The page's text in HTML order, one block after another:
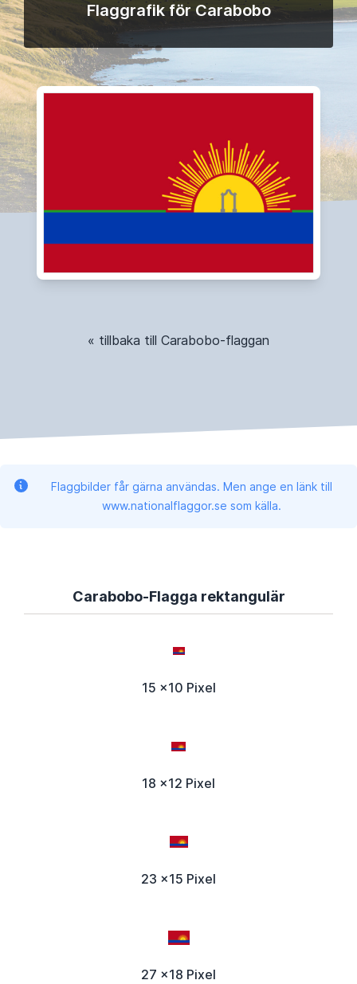
Flaggrafik för Carabobo
« tillbaka till Carabobo-flaggan
Flaggbilder får gärna användas. Men ange en länk till
www.nationalflaggor.se som källa.
Carabobo-Flagga rektangulär
15 x10 Pixel
18 x12 Pixel
23 x15 Pixel
27 x18 Pixel